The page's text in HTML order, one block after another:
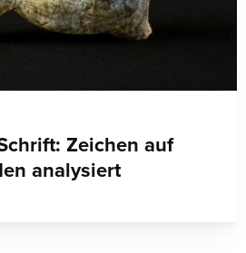
Zeichen auf
analysiert